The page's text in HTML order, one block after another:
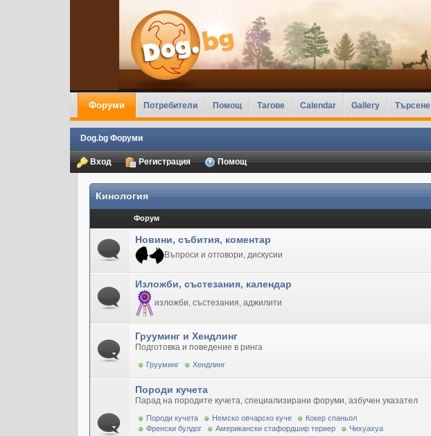
Форуми Потребители Помощ Тагове Calendar Gallery Търсене
Dog.bg Форуми
Вход Регистрация Помощ
Кинология
Форум
Новини, събития, коментар
Въпроси и отговори, дискусии
Изложби, състезания, календар
изложби, състезания, аджилити
Грууминг и Хендлинг
Подготовка и поведение в ринга
Грууминг Хендлинг
Породи кучета
Парад на породите кучета, специализирани форуми, азбучен указател
Породи кучета Немско овчарско куче
Кокер спаньол
Френски булдог
Американски стафордшир териер
Чихуахуа